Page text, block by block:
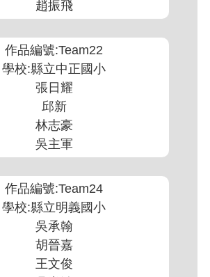
趙振飛
作品編號:Team22
學校:縣立中正國小
張日耀
邱新
林志豪
吳主軍
作品編號:Team24
學校:縣立明義國小
吳承翰
胡晉嘉
王文俊